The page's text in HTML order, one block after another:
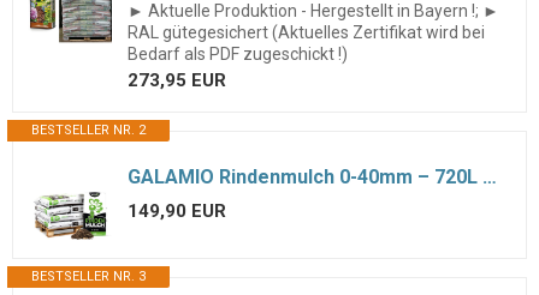
► Aktuelle Produktion - Hergestellt in Bayern !; ►
RAL gütegesichert (Aktuelles Zertifikat wird bei
Bedarf als PDF zugeschickt !)
273,95 EUR
BESTSELLER NR. 2
GALAMIO Rindenmulch 0-40mm – 720L Paket (12x60L) Bodenabdeckung | Naturbelassener Mulch aus 100% Baumrinde, Körnung 0–40 mm – Unkrautschutz & Feuchtigkeitsspeicher für Beete & Wege
149,90 EUR
BESTSELLER NR. 3